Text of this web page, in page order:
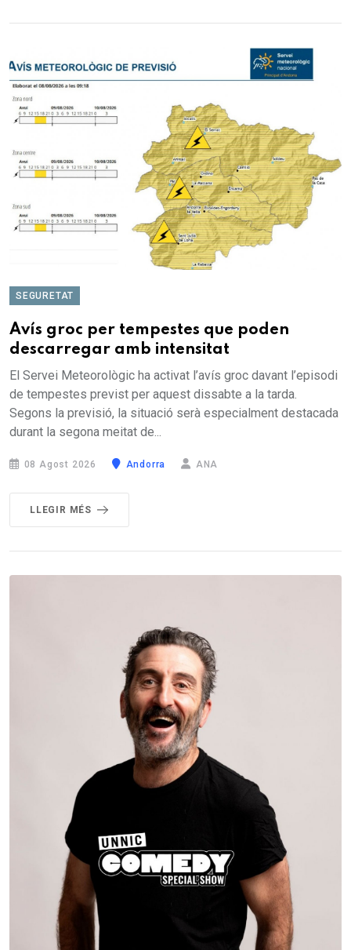
SEGURETAT
Avís groc per tempestes que poden
descarregar amb intensitat
El Servei Meteorològic ha activat l’avís groc davant l’episodi
de tempestes previst per aquest dissabte a la tarda.
Segons la previsió, la situació serà especialment destacada
durant la segona meitat de...
08 Agost 2026 Andorra ANA
LLEGIR MÉS